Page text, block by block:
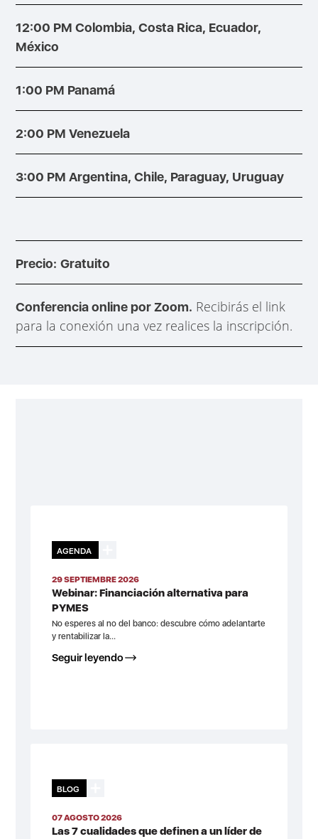
12:00 PM Colombia, Costa Rica, Ecuador,
México
1:00 PM Panamá
2:00 PM Venezuela
3:00 PM Argentina, Chile, Paraguay, Uruguay
Precio: Gratuito
Conferencia online por Zoom. Recibirás el link
para la conexión una vez realices la inscripción.
AGENDA
29 SEPTIEMBRE 2026
Webinar: Financiación alternativa para
PYMES
No esperes al no del banco: descubre cómo adelantarte
y rentabilizar la...
Seguir leyendo
BLOG
07 AGOSTO 2026
Las 7 cualidades que definen a un líder de